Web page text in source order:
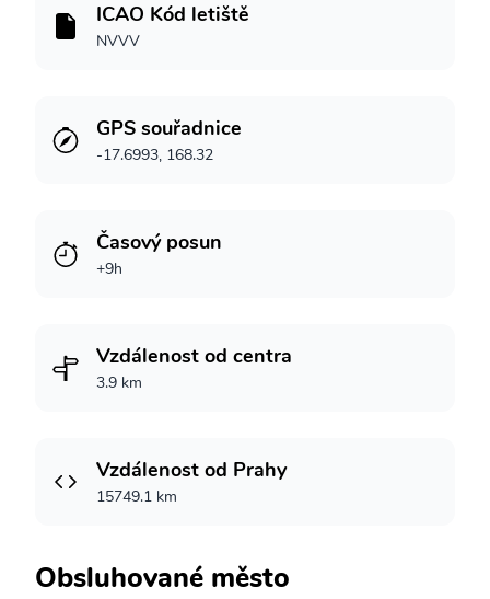
ICAO Kód letiště
NVVV
GPS souřadnice
-17.6993, 168.32
Časový posun
+9h
Vzdálenost od centra
3.9 km
Vzdálenost od Prahy
15749.1 km
Obsluhované město